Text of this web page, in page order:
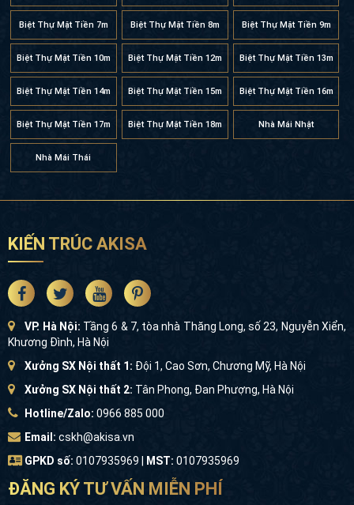
Biệt Thự Mặt Tiền 7m Biệt Thự Mặt Tiền 8m Biệt Thự Mặt Tiền 9m
Biệt Thự Mặt Tiền 10m Biệt Thự Mặt Tiền 12m Biệt Thự Mặt Tiền 13m
Biệt Thự Mặt Tiền 14m Biệt Thự Mặt Tiền 15m Biệt Thự Mặt Tiền 16m
Biệt Thự Mặt Tiền 17m Biệt Thự Mặt Tiền 18m Nhà Mái Nhật
Nhà Mái Thái
KIẾN TRÚC AKISA
VP. Hà Nội: Tầng 6 & 7, tòa nhà Thăng Long, số 23, Nguyễn Xiển,
Khương Đình, Hà Nội
Xưởng SX Nội thất 1: Đội 1, Cao Sơn, Chương Mỹ, Hà Nội
Xưởng SX Nội thất 2: Tân Phong, Đan Phượng, Hà Nội
Hotline/Zalo: 0966 885 000
Email: cskh@akisa.vn
GPKD số: 0107935969 | MST: 0107935969
ĐĂNG KÝ TƯ VẤN MIỄN PHÍ